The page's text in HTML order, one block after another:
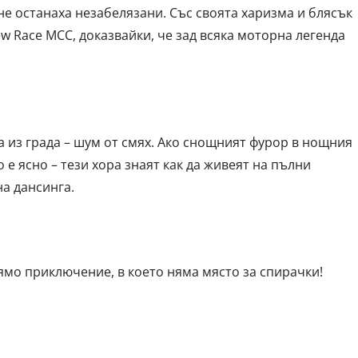
останаха незабелязани. Със своята харизма и блясък
MCC, доказвайки, че зад всяка моторна легенда
из града – шум от смях. Ако снощният фурор в нощния
ясно – тези хора знаят как да живеят на пълни
дансинга.
приключение, в което няма място за спирачки!